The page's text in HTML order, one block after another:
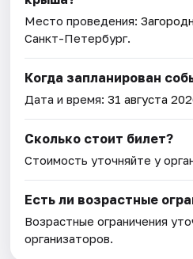
Место проведения:
Санкт-Петербург.
Когда запланирован
Дата и время:31 августа
Сколько стоит билет?
Стоимость уточняйте у
Есть ли возрастные
Возрастные ограничения
организаторов.